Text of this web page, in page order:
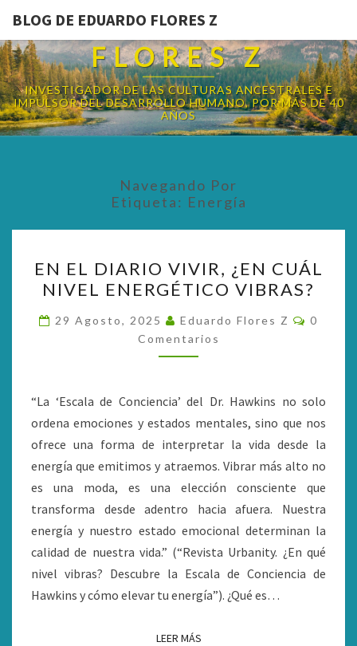
BLOG DE EDUARDO FLORES Z
BLOG DE EDUARDO
FLORES Z
INVESTIGADOR DE LAS CULTURAS ANCESTRALES E
IMPULSOR DEL DESARROLLO HUMANO, POR MÁS DE 40
AÑOS
Navegando Por
Etiqueta: Energía
EL
DIARIO
VIVIR,
¿EN
CUÁL
ENERGÉTICO
VIBRAS?
EN EL DIARIO VIVIR, ¿EN CUÁL
NIVEL ENERGÉTICO VIBRAS?
29 Agosto, 2025 Eduardo Flores Z
0
Comentarios
“La ‘Escala de Conciencia’ del Dr. Hawkins no solo
ordena emociones y estados mentales, sino que nos
ofrece una forma de interpretar la vida desde la
energía que emitimos y atraemos. Vibrar más alto no
es una moda, es una elección consciente que
transforma desde adentro hacia afuera. Nuestra
energía y nuestro estado emocional determinan la
calidad de nuestra vida.” (“Revista Urbanity. ¿En qué
nivel vibras? Descubre la Escala de Conciencia de
Hawkins y cómo elevar tu energía”). ¿Qué es…
LEER MÁSLEER MÁS